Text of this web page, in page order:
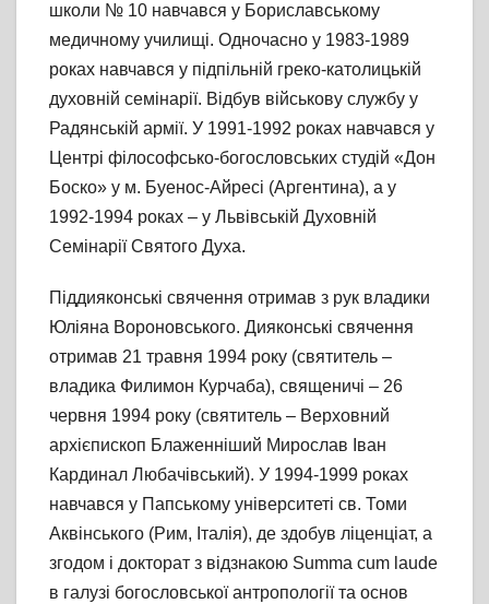
школи № 10 навчався у Бориславському
медичному училищі. Одночасно у 1983-1989
роках навчався у підпільній греко-католицькій
духовній семінарії. Відбув військову службу у
Радянській армії. У 1991-1992 роках навчався у
Центрі філософсько-богословських студій «Дон
Боско» у м. Буенос-Айресі (Аргентина), а у
1992-1994 роках – у Львівській Духовній
Семінарії Святого Духа.
Піддияконські свячення отримав з рук владики
Юліяна Вороновського. Дияконські свячення
отримав 21 травня 1994 року (святитель –
владика Филимон Курчаба), священичі – 26
червня 1994 року (святитель – Верховний
архієпископ Блаженніший Мирослав Іван
Кардинал Любачівський). У 1994-1999 роках
навчався у Папському університеті св. Томи
Аквінського (Рим, Італія), де здобув ліценціат, а
згодом і докторат з відзнакою Summa cum laude
в галузі богословської антропології та основ